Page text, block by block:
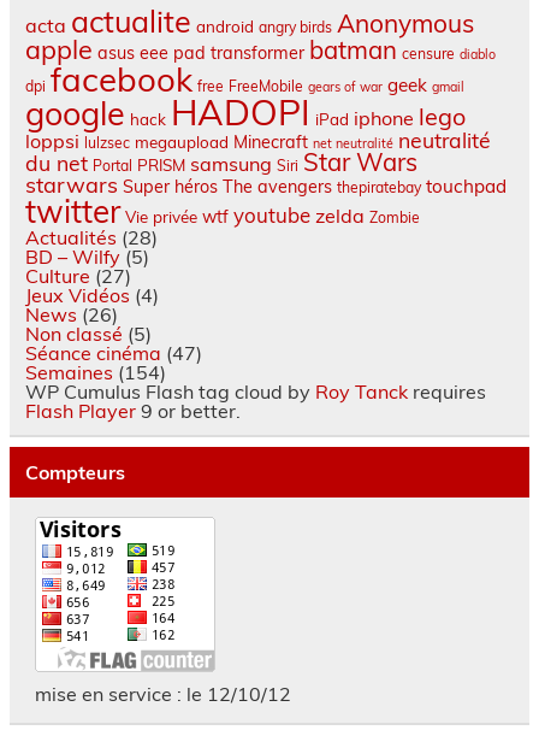
acta actualite android angry birds Anonymous
apple asus eee pad transformer batman censure diablo
dpi facebook free FreeMobile gears of war geek gmail
google hack HADOPI iPad iphone lego
loppsi lulzsec megaupload Minecraft net neutralité neutralité
du net Portal PRISM samsung Siri Star Wars
starwars Super héros The avengers thepiratebay touchpad
twitter Vie privée wtf youtube zelda Zombie
Actualités (28)
BD – Wilfy(5)
Culture (27)
Jeux Vidéos (4)
News (26)
Non classé (5)
Séance cinéma (47)
Semaines (154)
WP Cumulus Flash tag cloud by Roy Tanckrequires
Flash Player9 or better.
Compteurs
mise en service : le 12/10/12